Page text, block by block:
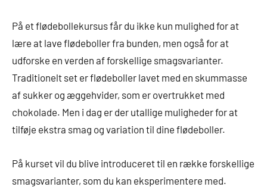
På et flødebollekursus får du ikke kun mulighed for at
lære at lave flødeboller fra bunden, men også for at
udforske en verden af forskellige smagsvarianter.
Traditionelt set er flødeboller lavet med en skummasse
af sukker og æggehvider, som er overtrukket med
chokolade. Men i dag er der utallige muligheder for at
tilføje ekstra smag og variation til dine flødeboller.
På kurset vil du blive introduceret til en række forskellige
smagsvarianter, som du kan eksperimentere med.